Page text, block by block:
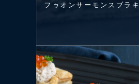
フゥオンサーモンスブラキ